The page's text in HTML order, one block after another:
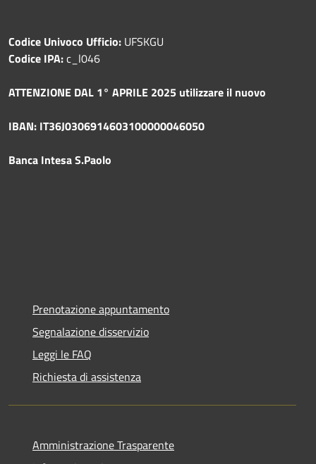
Codice Univoco Ufficio: UFSKGU
Codice IPA:c_l046
ATTENZIONE DAL 1° APRILE 2025 utilizzare il nuovo
IBAN: IT36J0306914603100000046050
Banca Intesa S.Paolo
Prenotazione appuntamento
Segnalazione disservizio
Leggi le FAQ
Richiesta di assistenza
Amministrazione Trasparente